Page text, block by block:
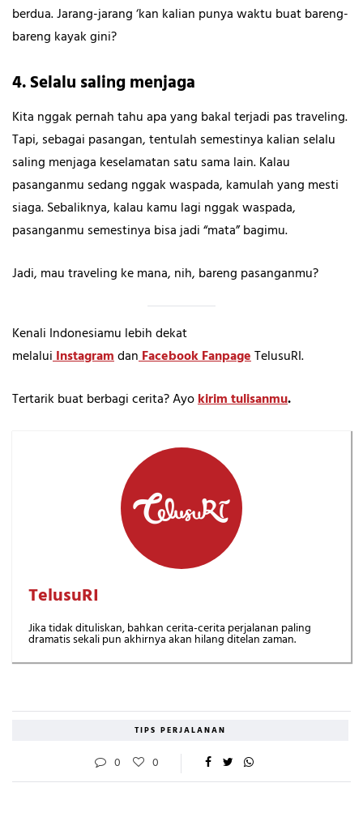
berdua. Jarang-jarang ‘kan kalian punya waktu buat bareng-
bareng kayak gini?
4. Selalu saling menjaga
Kita nggak pernah tahu apa yang bakal terjadi pas traveling.
Tapi, sebagai pasangan, tentulah semestinya kalian selalu
saling menjaga keselamatan satu sama lain. Kalau
pasanganmu sedang nggak waspada, kamulah yang mesti
siaga. Sebaliknya, kalau kamu lagi nggak waspada,
pasanganmu semestinya bisa jadi “mata” bagimu.
Jadi, mau traveling ke mana, nih, bareng pasanganmu?
Kenali Indonesiamu lebih dekat
melaluiInstagramdanFacebook FanpageTelusuRI.
Tertarik buat berbagi cerita? Ayokirim tulisanmu.
TelusuRI
Jika tidak dituliskan, bahkan cerita-cerita perjalanan paling
dramatis sekali pun akhirnya akan hilang ditelan zaman.
TIPS PERJALANAN
0 0